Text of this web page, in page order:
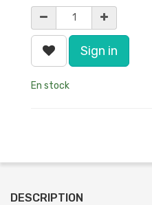
Sign in
En stock
DESCRIPTION